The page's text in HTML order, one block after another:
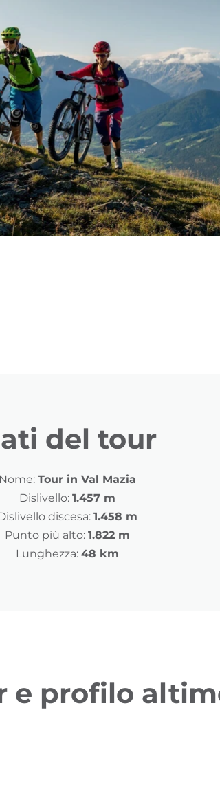
del tour
Nome: Tour in Val Mazia
Dislivello: 1.457 m
discesa: 1.458 m
Punto più alto: 1.822 m
Lunghezza: 48 km
e profilo